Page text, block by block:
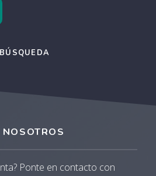
Ponte en contacto con